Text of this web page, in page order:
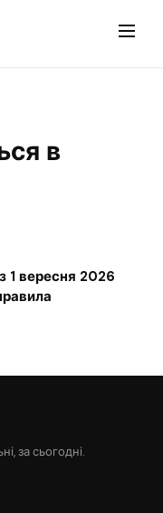
в
1 вересня 2026
за сьогодні.